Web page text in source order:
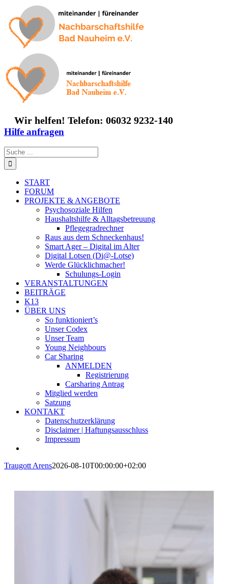
Inhalt
springen
Wir helfen! Telefon: 06032 9232-140
Hilfe anfragen
Suche
nach:
START
FORUM
PROJEKTE & ANGEBOTE
Psychosoziale Hilfen
Haushaltshilfe & Alltagsbetreuung
Pflegegradrechner
Raus aus dem Schneckenhaus!
Smart Ager – Digital im Alter
Digital Lotsen (Di@-Lotse)
Werde Glücklichmacher!
Schulungs-Login
VERANSTALTUNGEN
BEITRÄGE
K13
ÜBER UNS
So funktioniert’s
Unser Codex
Unser Team
Young Neighbours
Car Sharing
ANMELDEN
Registrierung
Carsharing Antrag
Mitglied werden
Satzung
KONTAKT
Datenschutzerklärung
Disclaimer | Haftungsausschluss
Impressum
Traugott Arens2026-08-10T00:00:00+02:00